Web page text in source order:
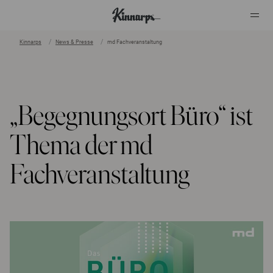
Kinnarps News & Presse md Fachveranstaltung
„Begegnungsort Büro“ ist
Thema der md
Fachveranstaltung